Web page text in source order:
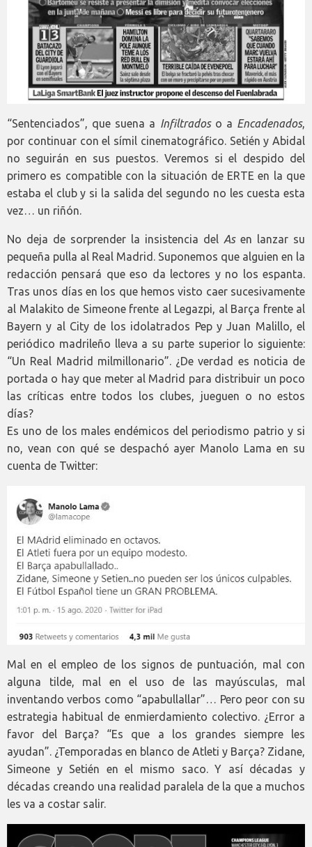
“Sentenciados”, que suena a Infiltradoso a Encadenados,
por continuar con el símil cinematográfico. Setién y Abidal
no seguirán en sus puestos. Veremos si el despido del
primero es compatible con la situación de ERTE en la que
estaba el club y si la salida del segundo no les cuesta esta
vez… un riñón.
No deja de sorprender la insistencia del Asen lanzar su
pequeña pulla al Real Madrid. Suponemos que alguien en la
redacción pensará que eso da lectores y no los espanta.
Tras unos días en los que hemos visto caer sucesivamente
al Malakito de Simeone frente al Legazpi, al Barça frente al
Bayern y al City de los idolatrados Pep y Juan Malillo, el
periódico madrileño lleva a su parte superior lo siguiente:
“Un Real Madrid milmillonario”. ¿De verdad es noticia de
portada o hay que meter al Madrid para distribuir un poco
las críticas entre todos los clubes, jueguen o no estos
días?
Es uno de los males endémicos del periodismo patrio y si
no, vean con qué se despachó ayer Manolo Lama en su
cuenta de Twitter:
Mal en el empleo de los signos de puntuación, mal con
alguna tilde, mal en el uso de las mayúsculas, mal
inventando verbos como “apabullallar”… Pero peor con su
estrategia habitual de enmierdamiento colectivo. ¿Error a
favor del Barça? “Es que a los grandes siempre les
ayudan”. ¿Temporadas en blanco de Atleti y Barça? Zidane,
Simeone y Setién en el mismo saco. Y así décadas y
décadas creando una realidad paralela de la que a muchos
les va a costar salir.